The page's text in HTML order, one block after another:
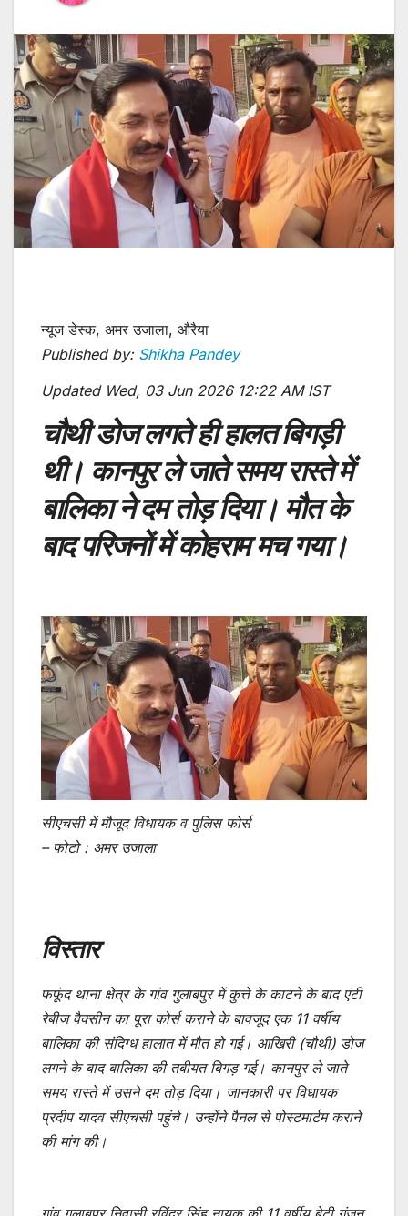
न्यूज डेस्क, अमर उजाला, औरैया
Published by: Shikha Pandey
Updated Wed, 03 Jun 2026 12:22 AM IST
चौथी डोज लगते ही हालत बिगड़ी
थी। कानपुर ले जाते समय रास्ते में
बालिका ने दम तोड़ दिया। मौत के
बाद परिजनों में कोहराम मच गया।
सीएचसी में मौजूद विधायक व पुलिस फोर्स
– फोटो : अमर उजाला
विस्तार
फफूंद थाना क्षेत्र के गांव गुलाबपुर में कुत्ते के काटने के बाद एंटी
रेबीज वैक्सीन का पूरा कोर्स कराने के बावजूद एक 11 वर्षीय
बालिका की संदिग्ध हालात में मौत हो गई। आखिरी (चौथी) डोज
लगने के बाद बालिका की तबीयत बिगड़ गई। कानपुर ले जाते
समय रास्ते में उसने दम तोड़ दिया। जानकारी पर विधायक
प्रदीप यादव सीएचसी पहुंचे। उन्होंने पैनल से पोस्टमार्टम कराने
की मांग की।